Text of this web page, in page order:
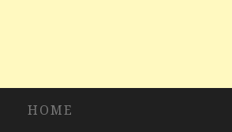
HOME